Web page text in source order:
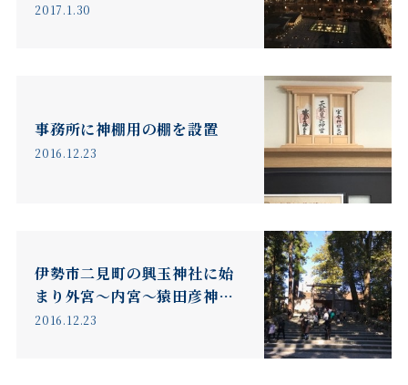
た！
2017.1.30
事務所に神棚用の棚を設置
2016.12.23
伊勢市二見町の興玉神社に始
まり外宮〜内宮〜猿田彦神
社〜氏神様へ。
2016.12.23